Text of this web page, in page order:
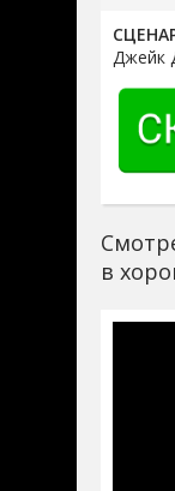
Джейк
в